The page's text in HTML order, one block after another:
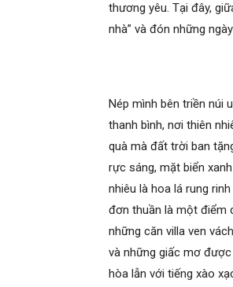
thương yêu. Tại đây,
nhà” và đón những
Nép mình bên triền núi
thanh bình, nơi thiên
quà mà đất trời ban
rực sáng, mặt biển
nhiêu là hoa lá rung
đơn thuần là một điểm
những căn villa ven
và những giấc mơ
hòa lẫn với tiếng xào